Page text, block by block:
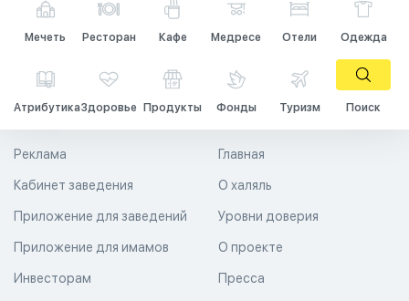
Мечеть Ресторан Кафе Медресе Отели Одежда
АтрибутикаЗдоровье Продукты Фонды Туризм Поиск
Главная
О халяль
Уровни доверия
Реклама
Кабинет заведения
Приложение для заведений
Приложение для имамов О проекте
Пресса
Инвесторам